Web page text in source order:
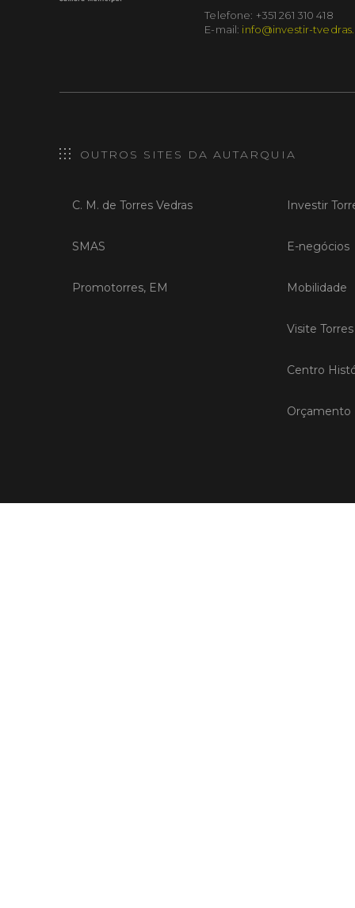
Telefone: +351 261 310 418
E-mail: info@investir-
OUTROS SITES DA AUTARQUIA
C. M. de Torres Vedras
SMAS
Promotorres, EM
Investir
E-negócios
Mobilidade
Visite
Centro
Orçamento